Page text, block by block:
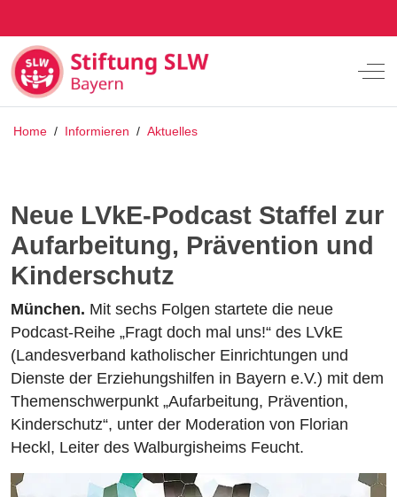
Home / Informieren / Aktuelles
Neue LVkE-Podcast Staffel zur
Aufarbeitung, Prävention und
Kinderschutz
München. Mit sechs Folgen startete die neue
Podcast-Reihe „Fragt doch mal uns!“ des LVkE
(Landesverband katholischer Einrichtungen und
Dienste der Erziehungshilfen in Bayern e.V.) mit dem
Themenschwerpunkt „Aufarbeitung, Prävention,
Kinderschutz“, unter der Moderation von Florian
Heckl, Leiter des Walburgisheims Feucht.